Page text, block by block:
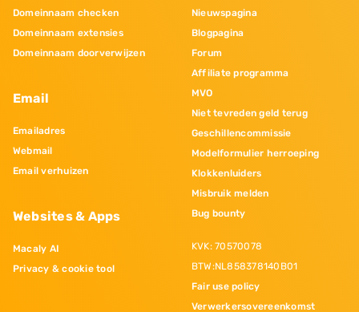
Domeinnaam checken
Domeinnaam extensies
Domeinnaam doorverwijzen
Email
Emailadres
Webmail
Email verhuizen
Websites & Apps
Macaly AI
Privacy & cookie tool
Nieuwspagina
Blogpagina
Forum
Affiliate programma
MVO
Niet tevreden geld terug
Geschillencommissie
Modelformulier herroeping
Klokkenluiders
Misbruik melden
Bug bounty
KVK: 70570078
BTW:NL858378140B01
Fair use policy
Verwerkersovereenkomst